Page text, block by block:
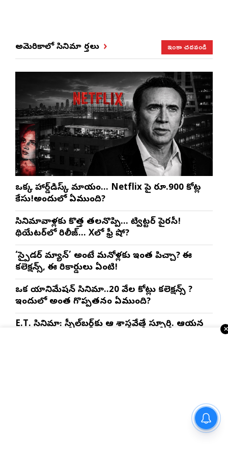
అమెరికాలో సినిమా వార్తలు ఇంకా చదవండి
ఒక్క హార్డ్‌డిస్క్ మాయం… Netflix పై రూ.900 కోట్ల
కేసు!అందులో ఏముంది?
సినిమావాళ్లకు కొత్త తలనొప్పి… ట్విట్టర్ పైరసీ!
థియేటర్‌లో రిలీజ్… Xలో ఫ్రీ షో?
‘స్పైడర్ మ్యాన్’ అంటే మనోళ్లకు ఇంత పిచ్చా? ఈ
కలెక్షన్స్, ఈ రికార్డులు ఏంటి!
ఒక యానిమేషన్ సినిమా..20 వేల కోట్లు కలెక్షన్స్ ?
ఇందులో అంత గొప్పతనం ఏముంది?
E.T. సినిమా: స్పీల్‌బర్గ్‌కు ఆ శాస్త్రవేత్తే స్ఫూర్తి. ఆయన